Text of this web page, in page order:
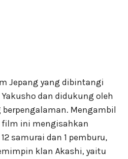
Jepang yang dibintangi
dan didukung oleh
Mengambil
film ini mengisahkan
samurai dan 1 pemburu,
klan Akashi, yaitu